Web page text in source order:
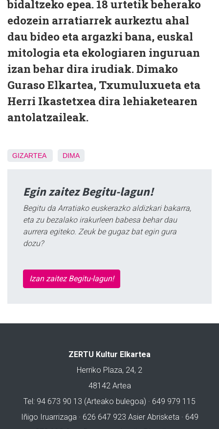
bidaltzeko epea. 18 urtetik beherako
edozein arratiarrek aurkeztu ahal
dau bideo eta argazki bana, euskal
mitologia eta ekologiaren inguruan
izan behar dira irudiak. Dimako
Guraso Elkartea, Txumuluxueta eta
Herri Ikastetxea dira lehiaketearen
antolatzaileak.
GIZARTEA DIMA
Egin zaitez Begitu-lagun!
Begitu da Arratiako euskerazko aldizkari bakarra,
eta zu bezalako irakurleen babesa behar dau
aurrera egiteko. Zeuk be gugaz bat egin gura
dozu?
Izan zaitez Begitu-lagun!
ZERTU Kultur Elkartea
Herriko Plaza, 24, 2
48142 Artea
Tel: 94 673 90 13 (Arteako bulegoa) · 649 979 115
Iñigo Iruarrizaga · 626 647 923 Asier Abrisketa · 649